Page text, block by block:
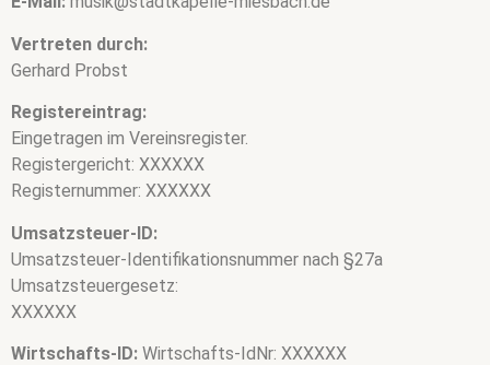
Vertreten durch:
Gerhard Probst
Registereintrag:
Eingetragen im Vereinsregister.
Registergericht: XXXXXX
Registernummer: XXXXXX
Umsatzsteuer-ID:
Umsatzsteuer-Identifikationsnummer nach §27a
Umsatzsteuergesetz:
XXXXXX
Wirtschafts-ID: Wirtschafts-IdNr: XXXXXX